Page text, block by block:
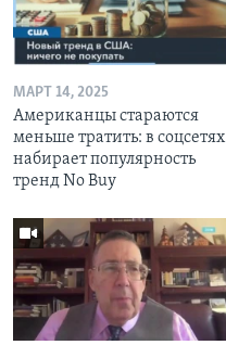
МАРТ 14, 2025
Американцы стараются
меньше тратить: в соцсетях
набирает популярность
тренд No Buy